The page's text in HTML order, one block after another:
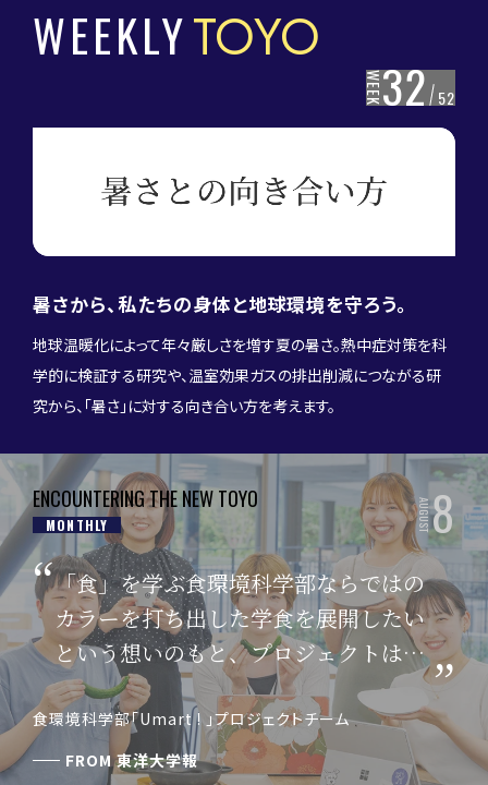
WEEKLYTOYO
WEEK32 52
暑さから、私たちの身体と地球環境を守ろう。
地球温暖化によって年々厳しさを増す夏の暑さ。熱中症対策を科
学的に検証する研究や、温室効果ガスの排出削減につながる研
究から、「暑さ」に対する向き合い方を考えます。
ENCOUNTERING THE NEW TOYO
MONTHLY AUGUST8
「食」を学ぶ食環境科学部ならではの
カラーを打ち出した学食を展開したい
という想いのもと、プロジェクトはス
タートしました。
食環境科学部「Umart ! 」プロジェクトチーム
FROM東洋大学報